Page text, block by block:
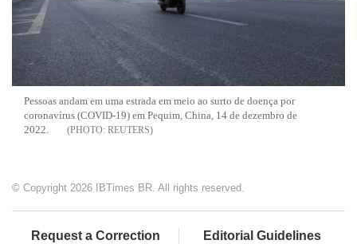
Pessoas andam em uma estrada em meio ao surto de doença por
coronavírus (COVID-19) em Pequim, China, 14 de dezembro de
2022.
REUTERS
© Copyright 2026 IBTimes BR. All rights reserved.
Request a Correction Editorial Guidelines